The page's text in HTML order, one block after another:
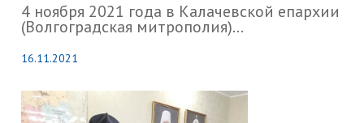
4 ноября 2021 года в Калачевской епархии
(Волгоградская митрополия)...
16.11.2021